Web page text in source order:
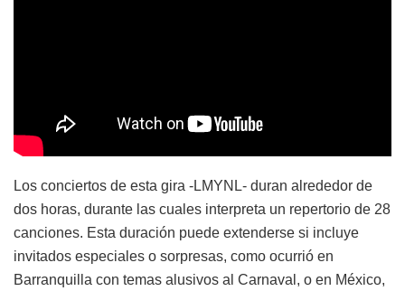
Los conciertos de esta gira -LMYNL- duran alrededor de
dos horas, durante las cuales interpreta un repertorio de 28
canciones. Esta duración puede extenderse si incluye
invitados especiales o sorpresas, como ocurrió en
Barranquilla con temas alusivos al Carnaval, o en México,